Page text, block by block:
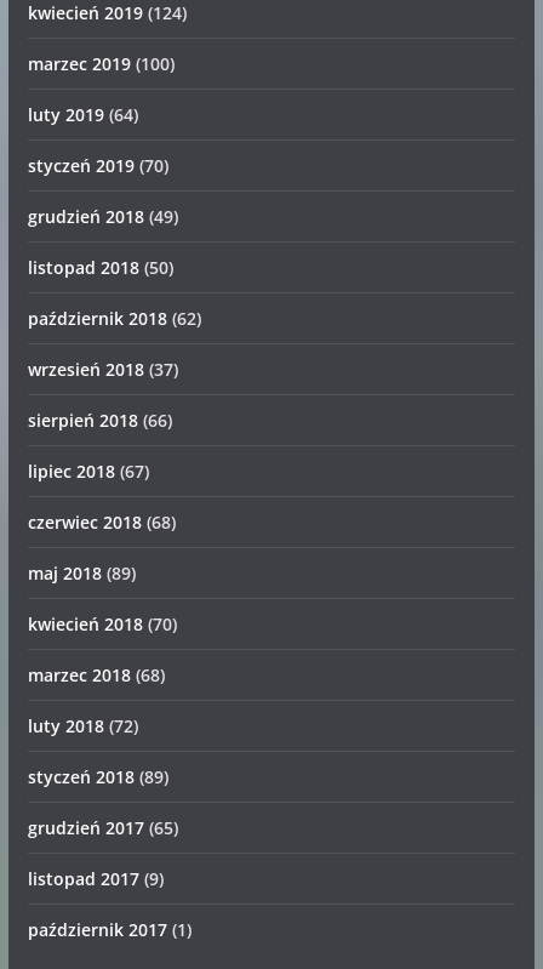
kwiecień 2019(124)
marzec 2019(100)
luty 2019(64)
styczeń 2019(70)
grudzień 2018(49)
listopad 2018(50)
październik 2018(62)
wrzesień 2018(37)
sierpień 2018(66)
lipiec 2018(67)
czerwiec 2018(68)
maj 2018(89)
kwiecień 2018(70)
marzec 2018(68)
luty 2018(72)
styczeń 2018(89)
grudzień 2017(65)
listopad 2017(9)
październik 2017(1)